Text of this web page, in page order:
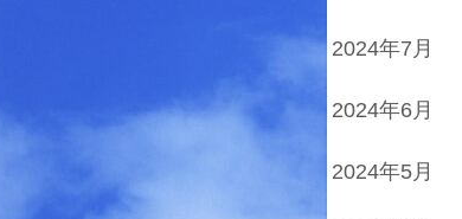
2024年7月
2024年6月
2024年5月